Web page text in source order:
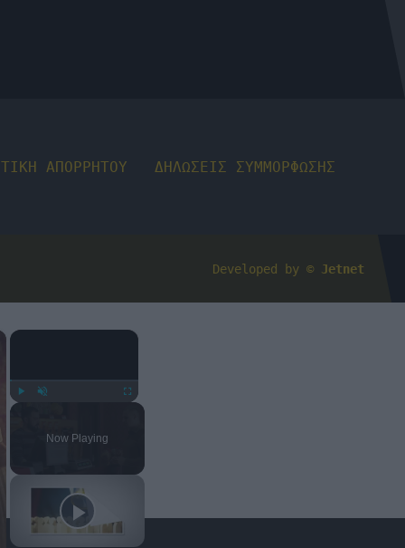
ΑΠΟΡΡΗΤΟΥ ΔΗΛΩΣΕΙΣ ΣΥΜΜΟΡΦΩΣΗΣ
Developed by © Jetnet
×
Fullscreen
Now Playing
×